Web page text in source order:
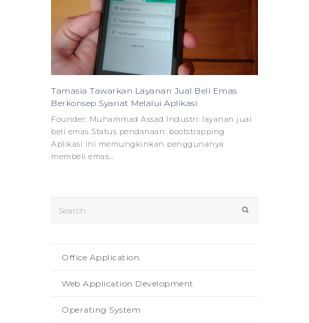
Tamasia Tawarkan Layanan Jual Beli Emas
Berkonsep Syariat Melalui Aplikasi
Founder: Muhammad Assad Industri: layanan jual
beli emas Status pendanaan: bootstrapping
Aplikasi ini memungkinkan penggunanya
membeli emas…
Office Application
Web Application Development
Operating System